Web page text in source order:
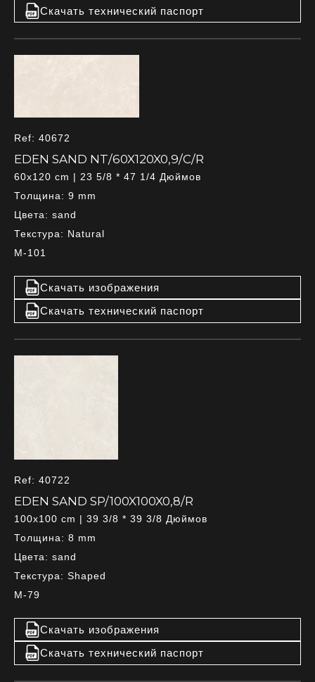
Скачать технический паспорт
Ref: 40672
EDEN SAND NT/60X120X0,9/C/R
60x120 cm | 23 5/8 * 47 1/4 Дюймов
Толщина: 9 mm
Цвета: sand
Текстура: Natural
M-101
Скачать изображения
Скачать технический паспорт
Ref: 40722
EDEN SAND SP/100X100X0,8/R
100x100 cm | 39 3/8 * 39 3/8 Дюймов
Толщина: 8 mm
Цвета: sand
Текстура: Shaped
M-79
Скачать изображения
Скачать технический паспорт